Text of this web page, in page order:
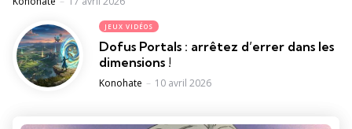
JEUX VIDÉOS
Dofus Portals : arrêtez d’errer dans les
dimensions !
Posted
Konohate 10 avril 2026